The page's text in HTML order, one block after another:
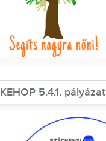
KEHOP 5.4.1. pályázat